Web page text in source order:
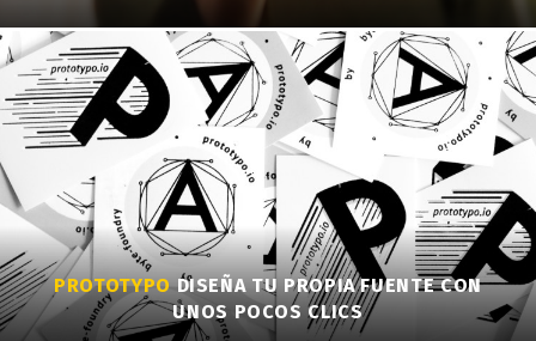
PROTOTYPODISEÑA TU PROPIA FUENTE CON
UNOS POCOS CLICS